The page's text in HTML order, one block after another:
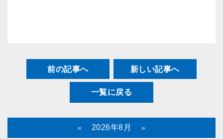
前の記事へ 新しい記事へ
一覧に戻る
« 2026年8月 »